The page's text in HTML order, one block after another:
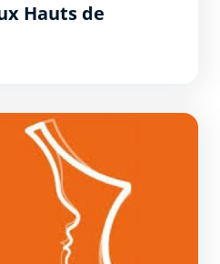
Hauts de
“Résilience France